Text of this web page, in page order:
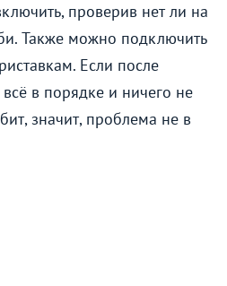
проверив нет ли на
Также можно подключить
Если после
в порядке и ничего не
значит, проблема не в